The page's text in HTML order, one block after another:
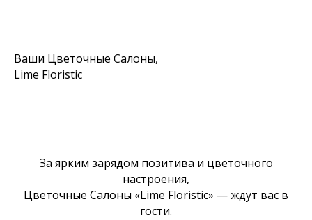
Ваши Цветочные Салоны,
Lime Floristic
За ярким зарядом позитива и цветочного
настроения,
Цветочные Салоны «Lime Floristic» — ждут вас в
гости.